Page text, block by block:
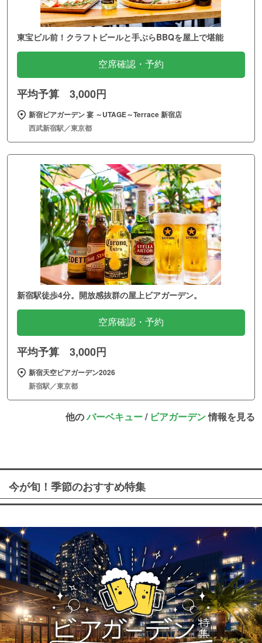
東宝ビル前！クラフトビールと手ぶらBBQを屋上で堪能
空席確認・予約
平均予算 3,000円
新宿ビアガーデン 宴 ～UTAGE～Terrace 新宿店
西武新宿駅／東京都
新宿駅徒歩4分。開放感抜群の屋上ビアガーデン。
空席確認・予約
平均予算 3,000円
新宿天空ビアガーデン2026
新宿駅／東京都
他のバーベキュー/ ビアガーデン情報を見る
今が旬！季節のおすすめ特集